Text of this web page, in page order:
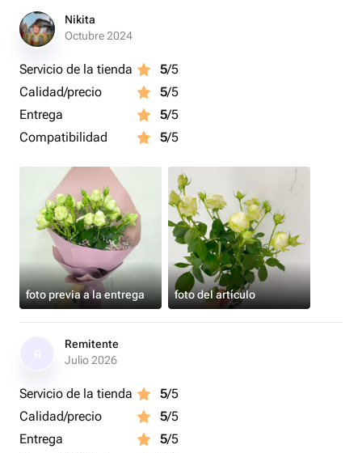
Nikita
Octubre 2024
Servicio de la tienda 5/5
Calidad/precio
5/5
Entrega
5/5
Compatibilidad
5/5
foto previa a la entrega foto del artículo
Remitente
Julio 2026
Servicio de la tienda 5/5
Calidad/precio
5/5
Entrega
5/5